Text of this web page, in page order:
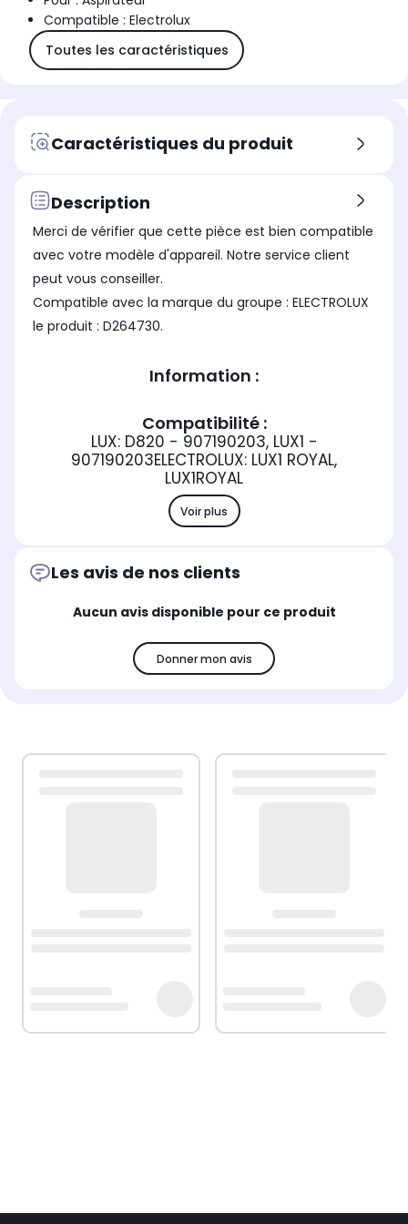
Compatible : Electrolux
Toutes les caractéristiques
Caractéristiques du produit
Description
Merci de vérifier que cette pièce est bien compatible
avec votre modèle d'appareil. Notre service client
peut vous conseiller.
Compatible avec la marque du groupe : ELECTROLUX
le produit : D264730.
Information :
Compatibilité :
LUX: D820 - 907190203, LUX1 -
907190203ELECTROLUX: LUX1 ROYAL,
LUX1ROYAL
Voir plus
Les avis de nos clients
Aucun avis disponible pour ce produit
Donner mon avis